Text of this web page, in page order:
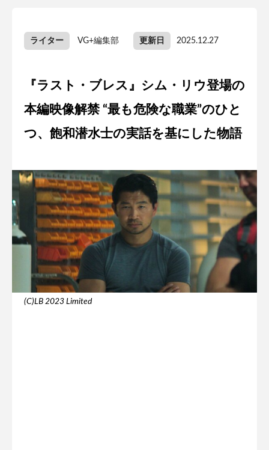
ライター VG+編集部 更新日 2025.12.27
『ラスト・ブレス』シム・リウ登場の
本編映像解禁 “最も危険な職業”のひと
つ、飽和潜水士の実話を基にした物語
(C)LB 2023 Limited